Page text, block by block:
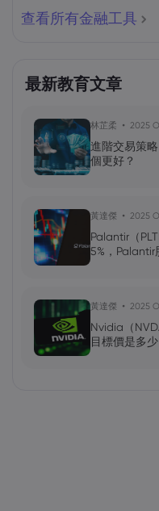
查看所有金融工具
最新教育文章
林芷柔 2025
進階交易策
個更好？
黃達傑 2025
Palantir（
5%，Palantir
黃達傑 2025
Nvidia（
目標價是多少